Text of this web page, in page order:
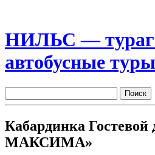
НИЛЬС —
автобусные
Кабардинка Гостевой
МАКСИМА»